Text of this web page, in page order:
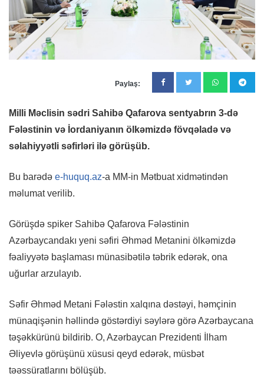
Paylaş:
Milli Məclisin sədri Sahibə Qafarova sentyabrın 3-də
Fələstinin və İordaniyanın ölkəmizdə fövqəladə və
səlahiyyətli səfirləri ilə görüşüb.
Bu barədə e-huquq.az-a MM-in Mətbuat xidmətindən
məlumat verilib.
Görüşdə spiker Sahibə Qafarova Fələstinin
Azərbaycandakı yeni səfiri Əhməd Metanini ölkəmizdə
fəaliyyətə başlaması münasibətilə təbrik edərək, ona
uğurlar arzulayıb.
Səfir Əhməd Metani Fələstin xalqına dəstəyi, həmçinin
münaqişənin həllində göstərdiyi səylərə görə Azərbaycana
təşəkkürünü bildirib. O, Azərbaycan Prezidenti İlham
Əliyevlə görüşünü xüsusi qeyd edərək, müsbət
təəssüratlarını bölüşüb.